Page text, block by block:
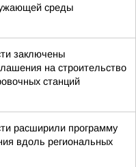
среды
заключены
на строительство
станций
расширили программу
вдоль региональных